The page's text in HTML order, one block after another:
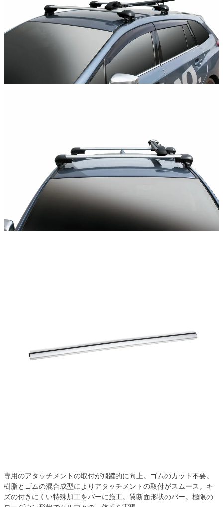
専用のアタッチメントの取付が飛躍的に向上。ゴムのカット不要。
樹脂とゴムの混合成型によりアタッチメントの取付がスムース。キ
ズの付きにくい特殊加工をバーに施工。翼断面形状のバー。極限の